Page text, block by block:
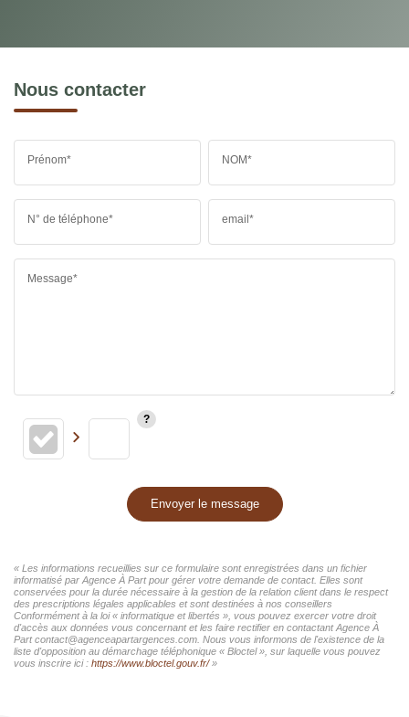
Nous contacter
Prénom* NOM*
N° de téléphone* email*
Message*
Envoyer le message
« Les informations recueillies sur ce formulaire sont enregistrées dans un fichier
informatisé par Agence À Part pour gérer votre demande de contact. Elles sont
conservées pour la durée nécessaire à la gestion de la relation client dans le respect
des prescriptions légales applicables et sont destinées à nos conseillers
Conformément à la loi « informatique et libertés », vous pouvez exercer votre droit
d'accès aux données vous concernant et les faire rectifier en contactant Agence À
Part contact@agenceapartargences.com. Nous vous informons de l'existence de la
liste d'opposition au démarchage téléphonique « Bloctel », sur laquelle vous pouvez
vous inscrire ici : https://www.bloctel.gouv.fr/»